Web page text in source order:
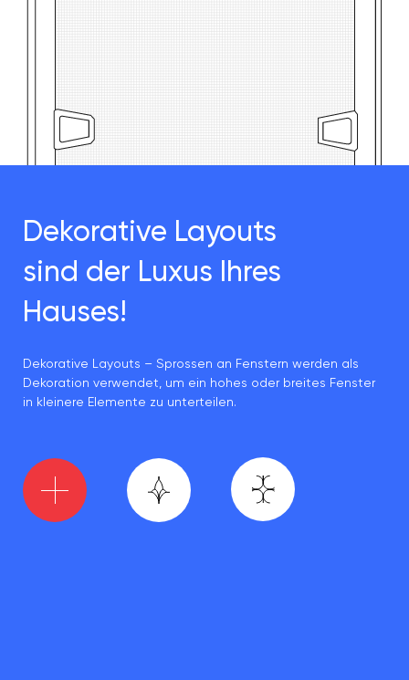
Dekorative Layouts
sind der Luxus Ihres
Hauses!
Dekorative Layouts – Sprossen an Fenstern werden als
Dekoration verwendet, um ein hohes oder breites Fenster
in kleinere Elemente zu unterteilen.